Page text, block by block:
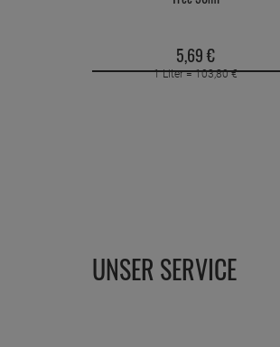
5,69€
1 Liter =103,80 €
UNSER SERVICE